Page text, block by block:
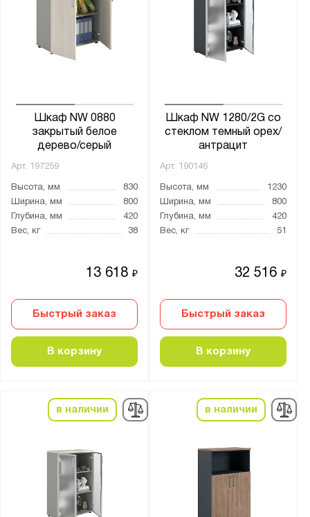
Шкаф NW 0880
закрытый белое
дерево/серый
Арт. 197259
Высота, мм
830
Ширина, мм
800
Глубина, мм
420
Вес, кг
38
13 618₽
Быстрый заказ
В корзину
Шкаф NW 1280/2G со
стеклом темный орех/
антрацит
Арт. 190146
Высота, мм
1230
Ширина, мм
800
Глубина, мм
420
Вес, кг
51
32 516₽
Быстрый заказ
В корзину
в наличии в наличии